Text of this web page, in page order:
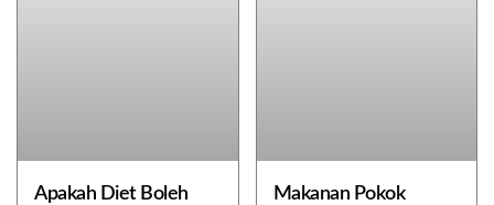
Apakah Diet Boleh
Makanan Pokok